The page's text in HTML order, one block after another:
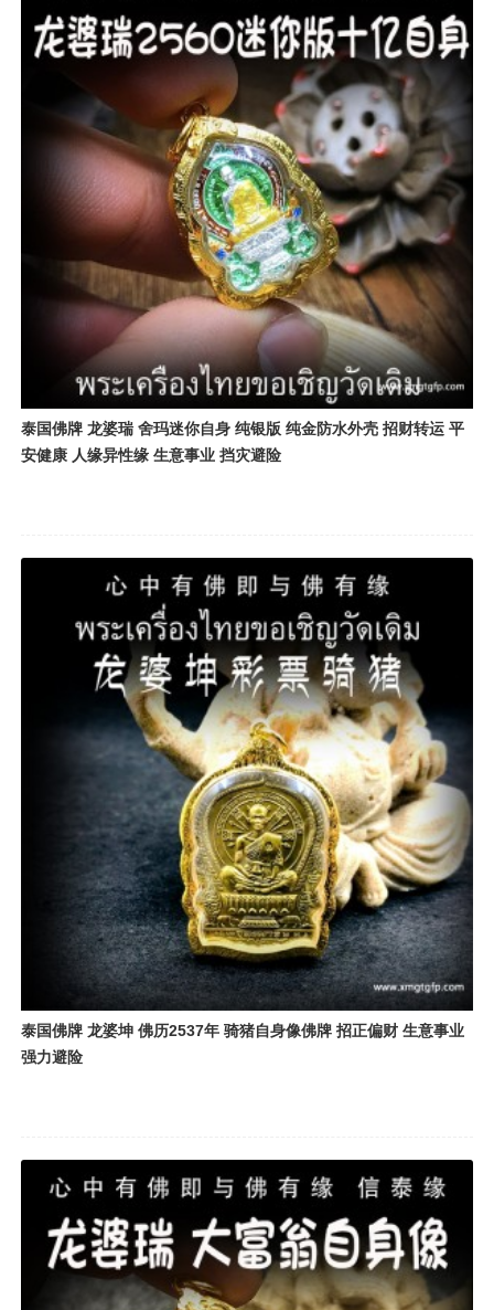
泰国佛牌 龙婆瑞 舍玛迷你自身 纯银版 纯金防水外壳 招财转运 平
安健康 人缘异性缘 生意事业 挡灾避险
泰国佛牌 龙婆坤 佛历2537年 骑猪自身像佛牌 招正偏财 生意事业
强力避险